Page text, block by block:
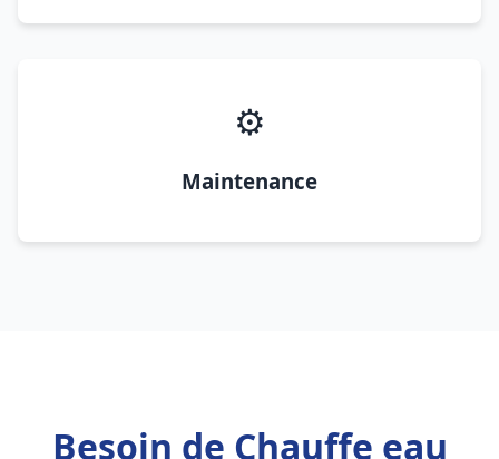
⚙️
Maintenance
Besoin de Chauffe eau